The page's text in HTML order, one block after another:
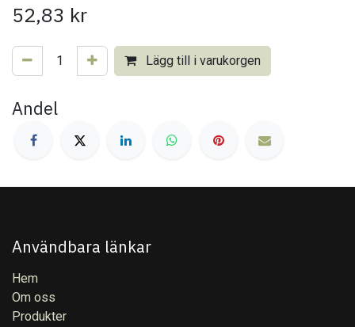
52,83 kr
Lägg till i varukorgen
Andel
Användbara länkar
Hem
Om oss
Produkter